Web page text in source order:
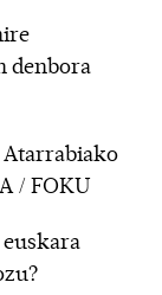
denbora
Atarrabiako
/ FOKU